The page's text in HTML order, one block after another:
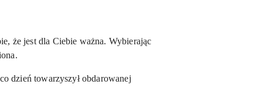
że jest dla Ciebie ważna. Wybierając
dzień towarzyszył obdarowanej